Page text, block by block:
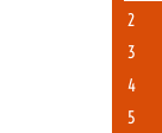
2
3
4
5